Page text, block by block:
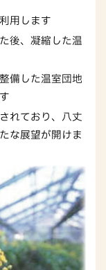
用します
後、凝縮した温
備した温室団地
れており、八丈
な展望が開けま